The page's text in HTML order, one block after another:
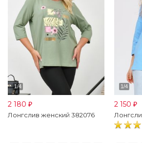
2 180 ₽
Лонгслив женский 382076
2 150 ₽